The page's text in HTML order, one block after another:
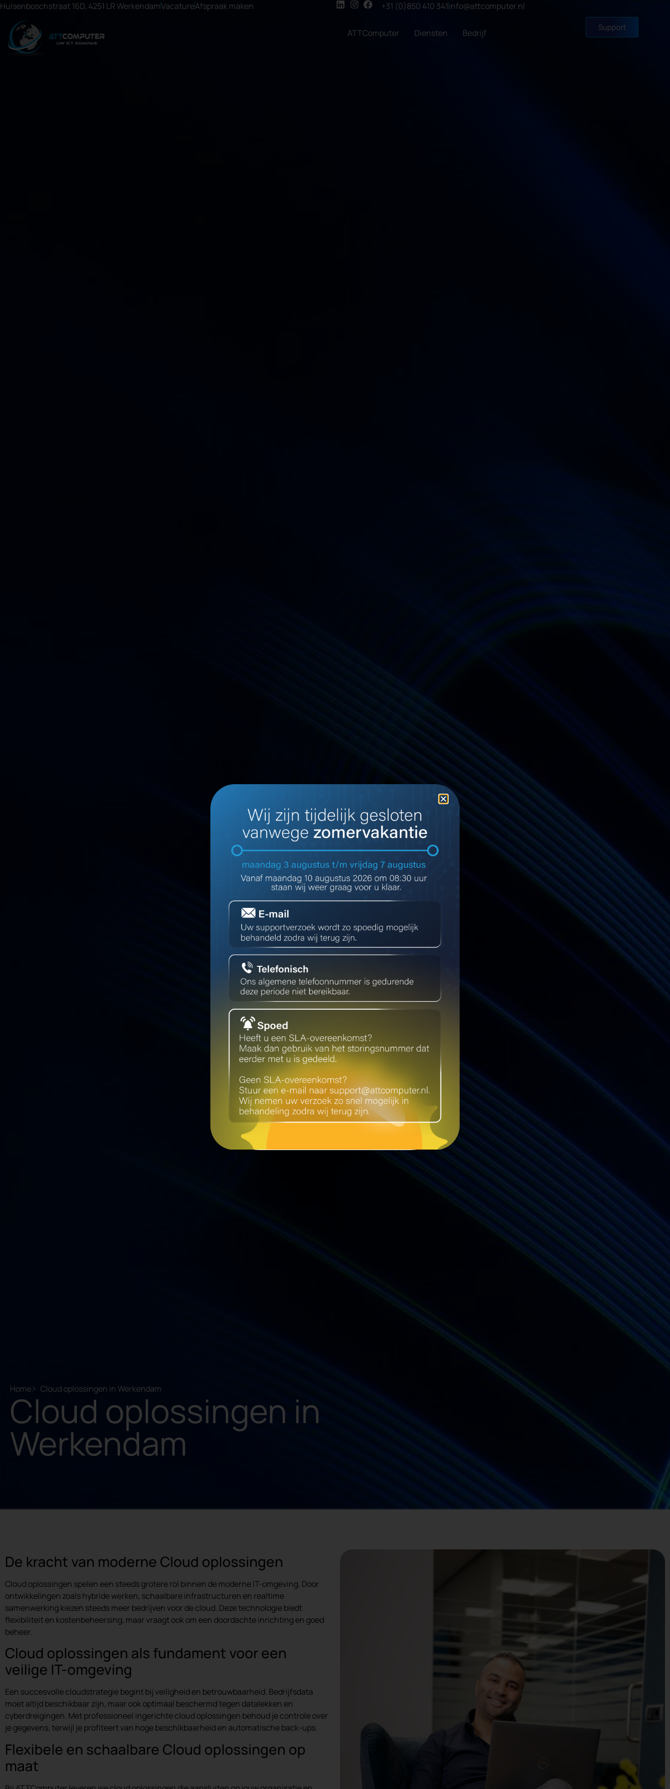
Hulsenboschstraat 16D, 4251 LR WerkendamVacatureAfspraak maken +31 (0)850 410 341info@attcomputer.nl
ATTComputer Diensten Bedrijf
Support
Home Cloud oplossingen in Werkendam
Cloud oplossingen in
Werkendam
De kracht van moderne Cloud oplossingen
Cloud oplossingen spelen een steeds grotere rol binnen de moderne IT-omgeving. Door
ontwikkelingen zoals hybride werken, schaalbare infrastructuren en realtime
samenwerking kiezen steeds meer bedrijven voor de cloud. Deze technologie biedt
flexibiliteit en kostenbeheersing, maar vraagt ook om een doordachte inrichting en goed
beheer.
Cloud oplossingen als fundament voor een
veilige IT-omgeving
Een succesvolle cloudstrategie begint bij veiligheid en betrouwbaarheid. Bedrijfsdata
moet altijd beschikbaar zijn, maar ook optimaal beschermd tegen datalekken en
cyberdreigingen. Met professioneel ingerichte cloud oplossingen behoud je controle over
je gegevens, terwijl je profiteert van hoge beschikbaarheid en automatische back-ups.
Flexibele en schaalbare Cloud oplossingen op
maat